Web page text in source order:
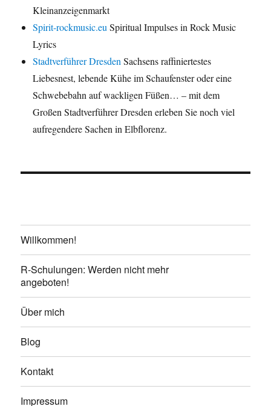
Kleinanzeigenmarkt
Spirit-rockmusic.eu Spiritual Impulses in Rock Music
Lyrics
Stadtverführer Dresden Sachsens raffiniertestes
Liebesnest, lebende Kühe im Schaufenster oder eine
Schwebebahn auf wackligen Füßen… – mit dem
Großen Stadtverführer Dresden erleben Sie noch viel
aufregendere Sachen in Elbflorenz.
Willkommen!
R-Schulungen: Werden nicht mehr
angeboten!
Über mich
Blog
Kontakt
Impressum